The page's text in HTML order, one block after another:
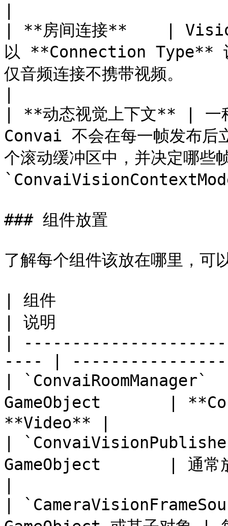
| **房间连接**    |
以 **Connection Type**
仅音频连接不携带视频。
| **动态视觉上下文** | 一
Convai 不会在每一帧发布后
个滚动缓冲区中，并决定哪些
### 组件放置
了解每个组件该放在哪里，可
| 组件
| 说明
|
---- |
|
GameObject       |
**Video** |
|
GameObject       | 通常放
|